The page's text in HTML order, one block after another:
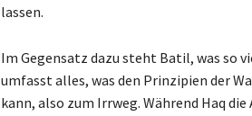
lassen.
Im Gegensatz dazu steht Batil, was so
umfasst alles, was den Prinzipien der
kann, also zum Irrweg. Während Haq